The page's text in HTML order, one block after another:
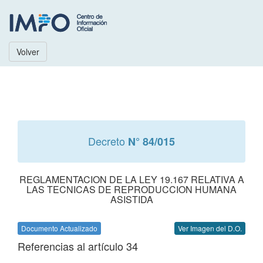
Volver
Decreto N° 84/015
REGLAMENTACION DE LA LEY 19.167 RELATIVA A
LAS TECNICAS DE REPRODUCCION HUMANA
ASISTIDA
Documento Actualizado Ver Imagen del D.O.
Referencias al artículo 34